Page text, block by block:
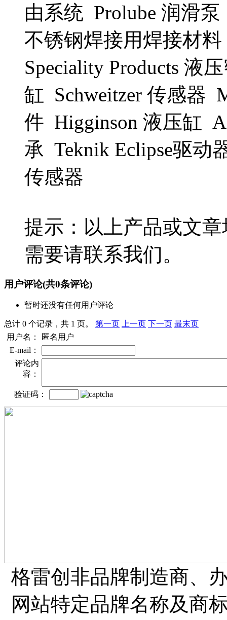
由系统 Prolube 润滑
不锈钢焊接用焊接材
Speciality Products 液
缸 Schweitzer 传感器
件 Higginson 液压缸
承 Teknik Eclipse驱
传感器
提示：以上产品或文
需要请联系我们。
用户评论(共0条评论)
暂时还没有任何用户评论
总计 0 个记录，共 1 页。 第一页 上一页 下一页 最末页
用户名：
匿名用户
E-mail：
评论内
容：
验证码：
格雷创非品牌制造商、
网站特定品牌名称及商